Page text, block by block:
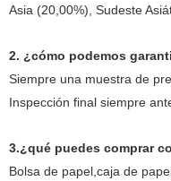
Asia (20,00%), Sudeste
2. ¿cómo podemos
Siempre una muestra de
Inspección final siempre
3.¿qué puedes comprar
Bolsa de papel,caja de